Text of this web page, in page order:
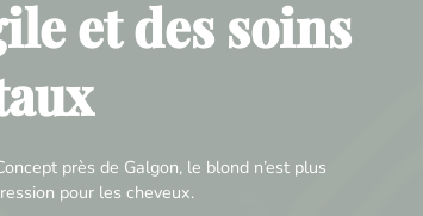
et des soins
près de Galgon, le blond n’est plus
pour les cheveux.